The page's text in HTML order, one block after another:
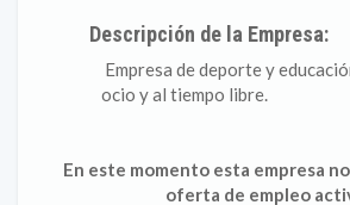
Descripción de la Empresa:
Empresa de deporte y
ocio y al tiempo libre.
En este momento esta empresa
oferta de empleo